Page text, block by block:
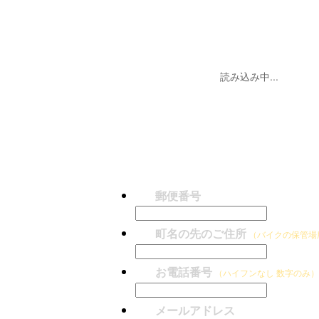
読み込み中...
郵便番号
町名の先のご住所 （バイクの保管
お電話番号 （ハイフンなし 数字のみ）
メールアドレス